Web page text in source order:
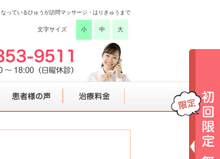
っているひゅうが訪問マッサージ・はりきゅうまで
文字サイズ 小 中 大